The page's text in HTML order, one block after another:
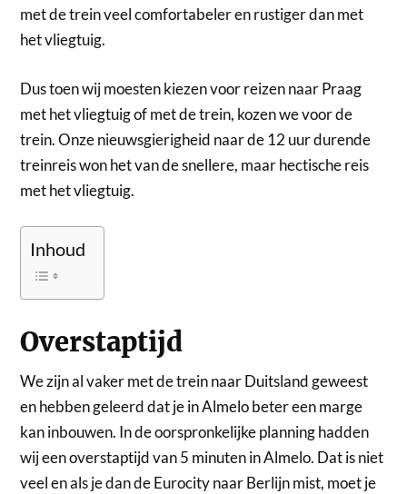
met de trein veel comfortabeler en rustiger dan met
het vliegtuig.
Dus toen wij moesten kiezen voor reizen naar Praag
met het vliegtuig of met de trein, kozen we voor de
trein. Onze nieuwsgierigheid naar de 12 uur durende
treinreis won het van de snellere, maar hectische reis
met het vliegtuig.
Inhoud
Overstaptijd
We zijn al vaker met de trein naar Duitsland geweest
en hebben geleerd dat je in Almelo beter een marge
kan inbouwen. In de oorspronkelijke planning hadden
wij een overstaptijd van 5 minuten in Almelo. Dat is niet
veel en als je dan de Eurocity naar Berlijn mist, moet je